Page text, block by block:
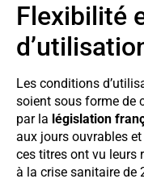
Flexibilité
Les conditions
soient sous forme de
par la législation
aux jours ouvrables
ces titres ont vu leurs
à la crise sanitaire de